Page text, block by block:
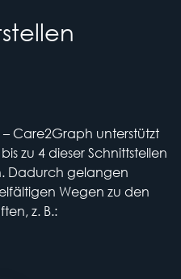
– Care2Graph unterstützt
zu 4 dieser Schnittstellen
Dadurch gelangen
Wegen zu den
z. B.: